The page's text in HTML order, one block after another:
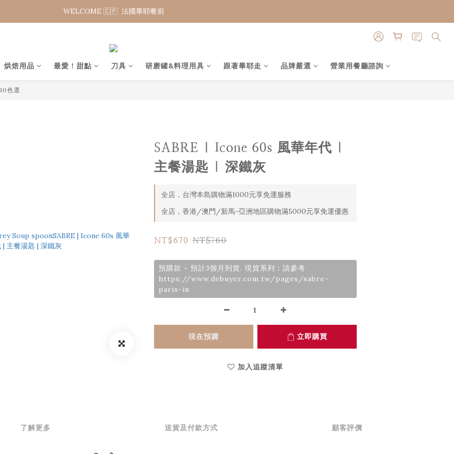
WELCOME 🇨🇵  法國畢耶餐廚
WELCOME 🇨🇵  法國畢耶餐廚
烘焙用品
最愛 ! 甜點 刀具 研磨罐&料理用具 跟著畢耶走 品牌嚴選 營業用餐廳諮詢
色選
SABRE | Icone 60s 風華年代 |
主餐湯匙 | 深鐵灰
全店，台灣本島購物滿1000元享免運服務
全店，香港/澳門/新馬-亞洲地區購物滿5000元享免運優惠
NT$670 NT$760
預購款 - 預計3個月到貨. 現貨系列：請參考
https://www.debuyer.com.tw/pages/sabre-
paris-in
現在預購 立即購買
加入追蹤清單
了解更多 送貨及付款方式 顧客評價